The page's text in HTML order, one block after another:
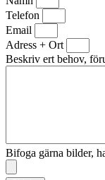
Telefon
Email
Adress + Ort
Beskriv ert behov,
Bifoga gärna bilder,